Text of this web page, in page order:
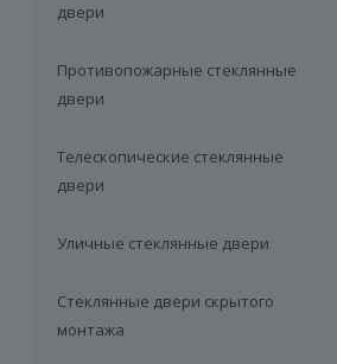
двери
Противопожарные стеклянные
двери
Телескопические стеклянные
двери
Уличные стеклянные двери
Стеклянные двери скрытого
монтажа